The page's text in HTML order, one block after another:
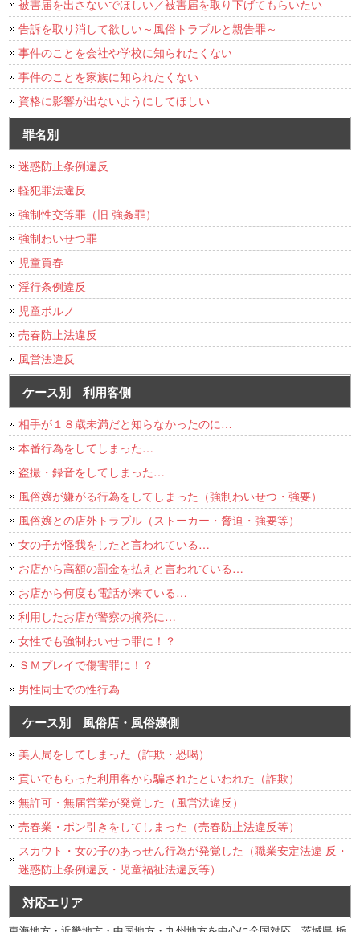
被害届を出さないでほしい／被害届を取り下げてもらいたい
告訴を取り消して欲しい～風俗トラブルと親告罪～
事件のことを会社や学校に知られたくない
事件のことを家族に知られたくない
資格に影響が出ないようにしてほしい
罪名別
迷惑防止条例違反
軽犯罪法違反
強制性交等罪（旧 強姦罪）
強制わいせつ罪
児童買春
淫行条例違反
児童ポルノ
売春防止法違反
風営法違反
ケース別 利用客側
相手が１８歳未満だと知らなかったのに…
本番行為をしてしまった…
盗撮・録音をしてしまった…
風俗嬢が嫌がる行為をしてしまった（強制わいせつ・強要）
風俗嬢との店外トラブル（ストーカー・脅迫・強要等）
女の子が怪我をしたと言われている…
お店から高額の罰金を払えと言われている…
お店から何度も電話が来ている…
利用したお店が警察の摘発に…
女性でも強制わいせつ罪に！？
ＳＭプレイで傷害罪に！？
男性同士での性行為
ケース別 風俗店・風俗嬢側
美人局をしてしまった（詐欺・恐喝）
貢いでもらった利用客から騙されたといわれた（詐欺）
無許可・無届営業が発覚した（風営法違反）
売春業・ポン引きをしてしまった（売春防止法違反等）
スカウト・女の子のあっせん行為が発覚した（職業安定法違 反・
迷惑防止条例違反・児童福祉法違反等）
対応エリア